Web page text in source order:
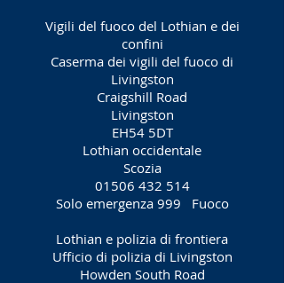
Vigili del fuoco del Lothian e dei
confini
Caserma dei vigili del fuoco di
Livingston
Craigshill Road
Livingston
EH54 5DT
Lothian occidentale
Scozia
01506 432 514
Solo emergenza 999
Fuoco
Lothian e polizia di frontiera
Ufficio di polizia di Livingston
Howden South Road